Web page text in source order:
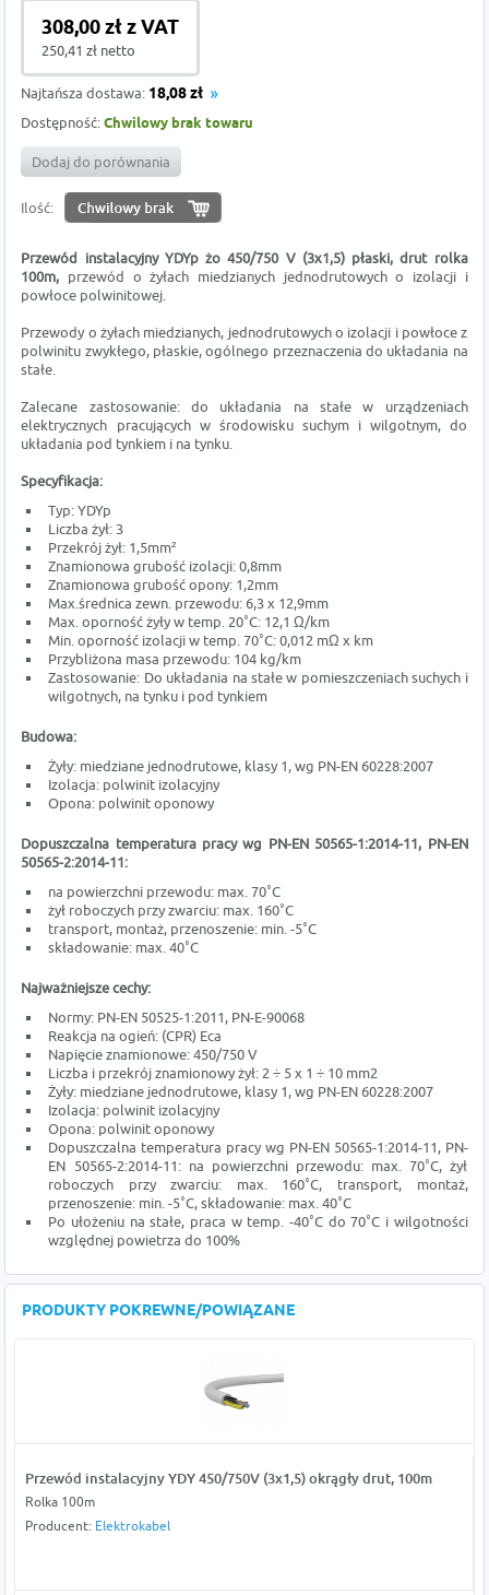
308,00 zł z VAT
250,41 zł netto
Najtańsza dostawa: 18,08 zł
Dostępność:Chwilowy brak towaru
Dodaj do porównania
Ilość:
Przewód instalacyjny YDYp żo 450/750 V (3x1,5) płaski, drut rolka
100m, przewód o żyłach miedzianych jednodrutowych o izolacji i
powłoce polwinitowej.
Przewody o żyłach miedzianych, jednodrutowych o izolacji i powłoce z
polwinitu zwykłego, płaskie, ogólnego przeznaczenia do układania na
stałe.
Zalecane zastosowanie: do układania na stałe w urządzeniach
elektrycznych pracujących w środowisku suchym i wilgotnym, do
układania pod tynkiem i na tynku.
Specyfikacja:
Typ: YDYp
Liczba żył: 3
Przekrój żył: 1,5mm²
Znamionowa grubość izolacji: 0,8mm
Znamionowa grubość opony: 1,2mm
Max.średnica zewn. przewodu: 6,3 x 12,9mm
Max. oporność żyły w temp. 20˚C: 12,1 Ω/km
Min. oporność izolacji w temp. 70˚C: 0,012 mΩ x km
Przybliżona masa przewodu: 104 kg/km
Zastosowanie: Do układania na stałe w pomieszczeniach suchych i
wilgotnych, na tynku i pod tynkiem
Budowa:
Żyły: miedziane jednodrutowe, klasy 1, wg PN-EN 60228:2007
Izolacja: polwinit izolacyjny
Opona: polwinit oponowy
Dopuszczalna temperatura pracy wg PN-EN 50565-1:2014-11, PN-EN
50565-2:2014-11:
na powierzchni przewodu: max. 70˚C
żył roboczych przy zwarciu: max. 160˚C
transport, montaż, przenoszenie: min. -5˚C
składowanie: max. 40˚C
Najważniejsze cechy:
Normy: PN-EN 50525-1:2011, PN-E-90068
Reakcja na ogień: (CPR) Eca
Napięcie znamionowe: 450/750 V
Liczba i przekrój znamionowy żył: 2 ÷ 5 x 1 ÷ 10 mm2
Żyły: miedziane jednodrutowe, klasy 1, wg PN-EN 60228:2007
Izolacja: polwinit izolacyjny
Opona: polwinit oponowy
Dopuszczalna temperatura pracy wg PN-EN 50565-1:2014-11, PN-
EN 50565-2:2014-11: na powierzchni przewodu: max. 70˚C, żył
roboczych przy zwarciu: max. 160˚C, transport, montaż,
przenoszenie: min. -5˚C, składowanie: max. 40˚C
Po ułożeniu na stałe, praca w temp. -40˚C do 70˚C i wilgotności
względnej powietrza do 100%
PRODUKTY POKREWNE/POWIĄZANE
Przewód instalacyjny YDY 450/750V (3x1,5) okrągły drut, 100m
Rolka 100m
Producent: Elektrokabel